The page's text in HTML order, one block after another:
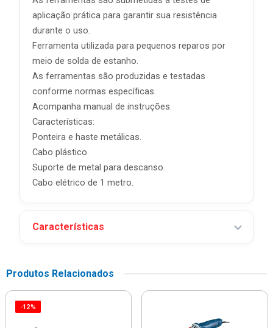
aplicação prática para garantir sua resistência
durante o uso.
Ferramenta utilizada para pequenos reparos por
meio de solda de estanho.
As ferramentas são produzidas e testadas
conforme normas específicas.
Acompanha manual de instruções.
Características:
Ponteira e haste metálicas.
Cabo plástico.
Suporte de metal para descanso.
Cabo elétrico de 1 metro.
Características
Produtos Relacionados
-12%